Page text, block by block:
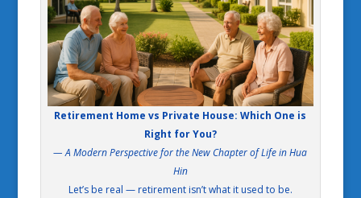
Retirement Home vs Private House: Which One is
Right for You?
— A Modern Perspective for the New Chapter of Life in Hua
Hin
Let’s be real — retirement isn’t what it used to be.